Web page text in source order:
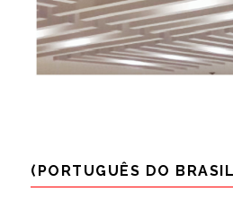
(PORTUGUÊS DO